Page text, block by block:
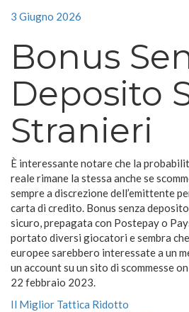
3 Giugno 2026
Bonus
Deposito
Stranieri
È interessante notare che la
reale rimane la stessa anche se
sempre a discrezione dell’emittente
carta di credito. Bonus senza
sicuro, prepagata con Postepay o
portato diversi giocatori e sembra
europee sarebbero interessate a un
un account su un sito di scommesse
22 febbraio 2023.
Il Miglior Tattica Ridotto